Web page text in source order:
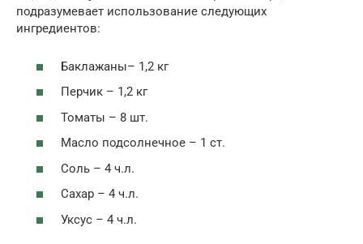
подразумевает использование следующих
ингредиентов:
Баклажаны– 1,2 кг
Перчик – 1,2 кг
Томаты – 8 шт.
Масло подсолнечное – 1 ст.
Соль – 4 ч.л.
Сахар – 4 ч.л.
Уксус – 4 ч.л.